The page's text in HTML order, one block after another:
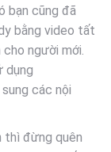
bạn cũng đã
bằng video tất
người mới.
dụng
các nội
thì đừng quên